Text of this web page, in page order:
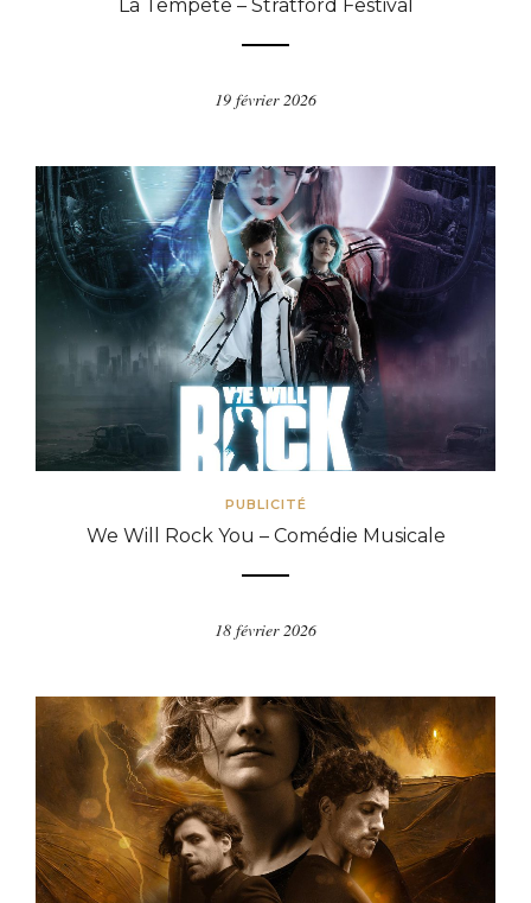
La Tempête – Stratford Festival
19 février 2026
PUBLICITÉ
We Will Rock You – Comédie Musicale
18 février 2026